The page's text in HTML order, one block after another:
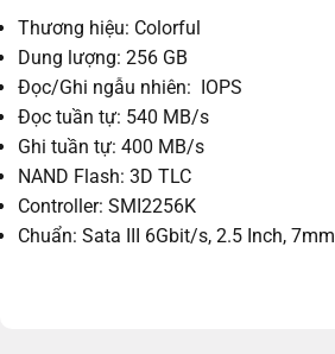
Thương hiệu: Colorful
Dung lượng: 256 GB
Đọc/Ghi ngẫu nhiên: IOPS
Đọc tuần tự: 540 MB/s
Ghi tuần tự: 400 MB/s
NAND Flash: 3D TLC
Controller: SMI2256K
Chuẩn: Sata III 6Gbit/s, 2.5 Inch, 7mm